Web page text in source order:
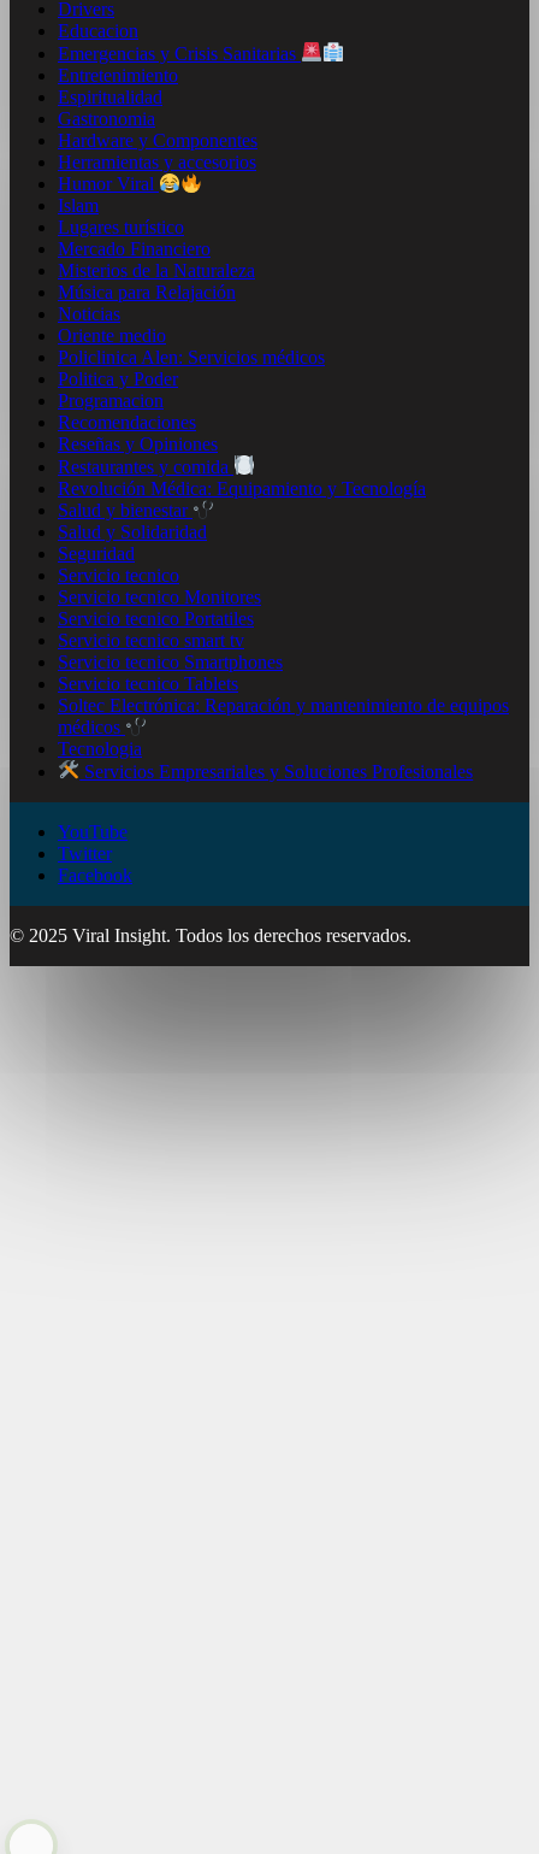
Drivers
Educacion
Emergencias y Crisis Sanitarias
Entretenimiento
Espiritualidad
Gastronomia
Hardware y Componentes
Herramientas y accesorios
Humor Viral
Islam
Lugares turístico
Mercado Financiero
Misterios de la Naturaleza
Música para Relajación
Noticias
Oriente medio
Policlinica Alen: Servicios médicos
Politica y Poder
Programacion
Recomendaciones
Reseñas y Opiniones
Restaurantes y comida
Revolución Médica: Equipamiento y Tecnología
Salud y bienestar
Salud y Solidaridad
Seguridad
Servicio tecnico
Servicio tecnico Monitores
Servicio tecnico Portatiles
Servicio tecnico smart tv
Servicio tecnico Smartphones
Servicio tecnico Tablets
Soltec Electrónica: Reparación y mantenimiento de equipos
médicos
Tecnologia
Servicios Empresariales y Soluciones Profesionales
YouTube
Twitter
Facebook
© 2025 Viral Insight. Todos los derechos reservados.